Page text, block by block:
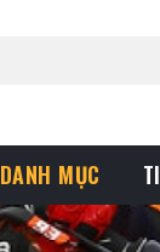
DANH MỤC